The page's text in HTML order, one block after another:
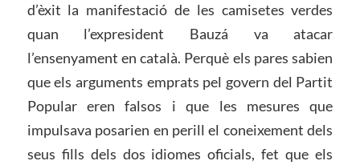
d’èxit la manifestació de les camisetes verdes
quan l’expresident Bauzá va atacar
l’ensenyament en català. Perquè els pares sabien
que els arguments emprats pel govern del Partit
Popular eren falsos i que les mesures que
impulsava posarien en perill el coneixement dels
seus fills dels dos idiomes oficials, fet que els